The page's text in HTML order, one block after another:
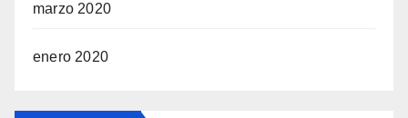
marzo 2020
enero 2020